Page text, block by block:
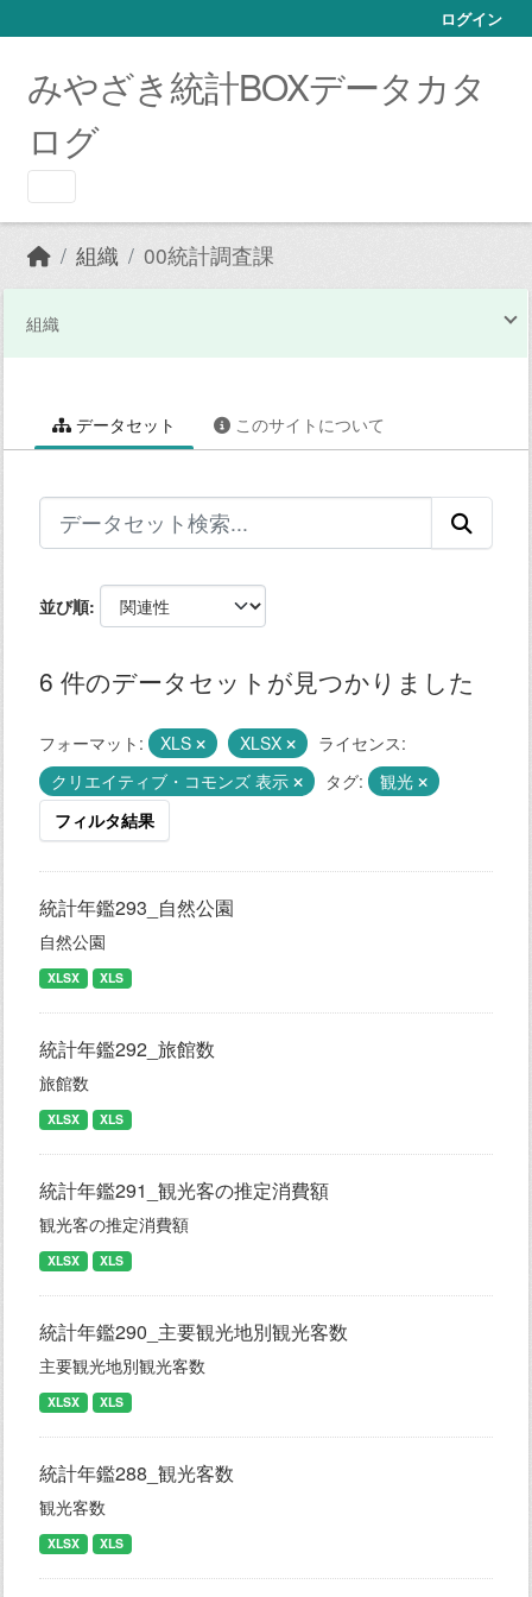
ログイン
みやざき統計BOXデータカタ
ログ
組織 00統計調査課
組織
データセット このサイトについて
並び順
6 件のデータセットが見つかりました
フォーマット: XLS XLSX
ライセンス:
クリエイティブ・コモンズ 表示
タグ:
観光
フィルタ結果
統計年鑑293_自然公園
自然公園
XLSX XLS
統計年鑑292_旅館数
旅館数
XLSX XLS
統計年鑑291_観光客の推定消費額
観光客の推定消費額
XLSX XLS
統計年鑑290_主要観光地別観光客数
主要観光地別観光客数
XLSX XLS
統計年鑑288_観光客数
観光客数
XLSX XLS